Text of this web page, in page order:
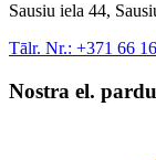
Sausiu iela 44,
Tālr. Nr.: +371 66
Nostra el.